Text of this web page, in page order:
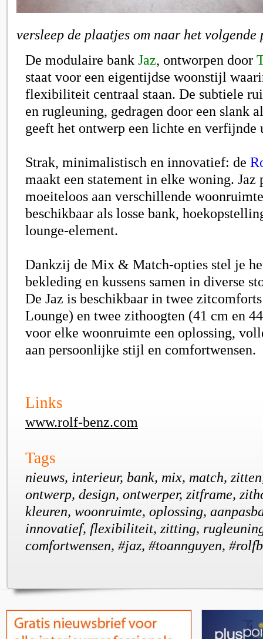
versleep de plaatjes om naar het
De modulaire bank Jaz, ontworpen door
staat voor een eigentijdse woonstijl
flexibiliteit centraal staan. De subtiele
en rugleuning, gedragen door een slank
geeft het ontwerp een lichte en verfijnde
Strak, minimalistisch en innovatief: de
maakt een statement in elke woning. Jaz
moeiteloos aan verschillende
beschikbaar als losse bank,
lounge-element.
Dankzij de Mix & Match-opties stel je
bekleding en kussens samen in diverse
De Jaz is beschikbaar in twee
Lounge) en twee zithoogten (41 cm en
voor elke woonruimte een oplossing,
aan persoonlijke stijl en comfortwensen.
Links
www.rolf-benz.com
Tags
nieuws, interieur, bank, mix, match,
ontwerp, design, ontwerper, zitframe,
kleuren, woonruimte, oplossing,
innovatief, flexibiliteit, zitting,
comfortwensen, #jaz, #toannguyen,